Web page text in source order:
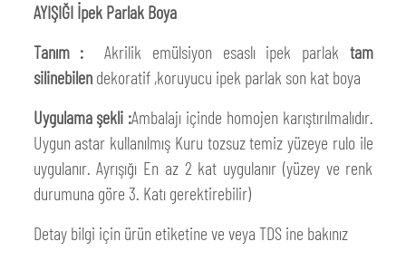
AYIŞIĞI İpek Parlak Boya
Tanım : Akrilik emülsiyon esaslı ipek parlak tam
silinebilendekoratif ,koruyucu ipek parlak son kat boya
Uygulama şekli :Ambalajı içinde homojen karıştırılmalıdır.
Uygun astar kullanılmış Kuru tozsuz temiz yüzeye rulo ile
uygulanır. Ayrışığı En az 2 kat uygulanır (yüzey ve renk
durumuna göre 3. Katı gerektirebilir)
Detay bilgi için ürün etiketine ve veya TDS ine bakınız